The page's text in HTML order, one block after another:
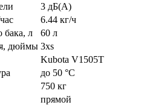
3 дБ(А)
6.44 кг/ч
бака, л
60 л
дюймы 3xs
Kubota V1505T
до 50 °С
750 кг
прямой